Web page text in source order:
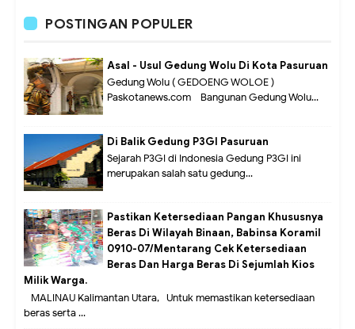
POSTINGAN POPULER
Asal - Usul Gedung Wolu Di Kota Pasuruan
Gedung Wolu ( GEDOENG WOLOE )
Paskotanews.com - Bangunan Gedung Wolu...
Di Balik Gedung P3GI Pasuruan
Sejarah P3GI di Indonesia Gedung P3GI ini
merupakan salah satu gedung...
Pastikan Ketersediaan Pangan Khususnya
Beras Di Wilayah Binaan, Babinsa Koramil
0910-07/Mentarang Cek Ketersediaan
Beras Dan Harga Beras Di Sejumlah Kios
Milik Warga.
MALINAU Kalimantan Utara,- Untuk memastikan ketersediaan
beras serta ...